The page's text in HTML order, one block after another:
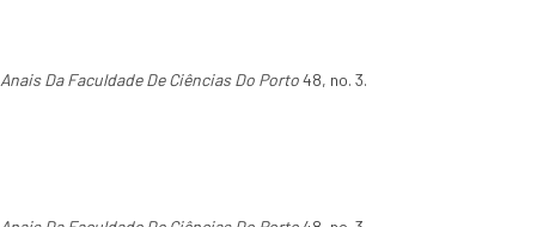
Anais Da Faculdade De Ciências Do Porto48, no. 3.